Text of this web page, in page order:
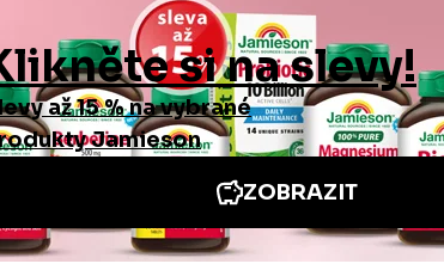
Jamieson Koenzym Q10 60 mg 80
kps.